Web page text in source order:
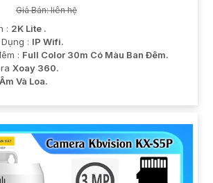
Giá Bán: liên hệ
: 2K Lite .
: IP Wifi.
: Full Color 30m Có Màu Ban Ðêm.
Xoay 360.
Và Loa.